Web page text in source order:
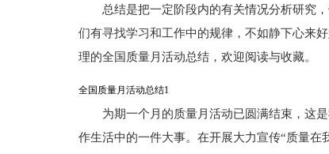
总结是把一定阶段内的有关情况分析研究
们有寻找学习和工作中的规律，不如静下心来
理的全国质量月活动总结，欢迎阅读与收藏。
全国质量月活动总结1
为期一个月的质量月活动已圆满结束，这
作生活中的一件大事。在开展大力宣传“质量在